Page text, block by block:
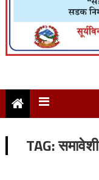
TAG:समावेशी